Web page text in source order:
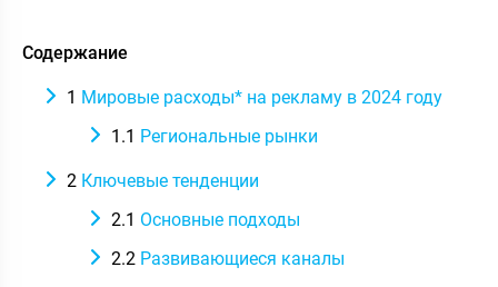
Содержание
1 Мировые расходы* на рекламу в 2024 году
1.1 Региональные рынки
2 Ключевые тенденции
2.1 Основные подходы
2.2 Развивающиеся каналы